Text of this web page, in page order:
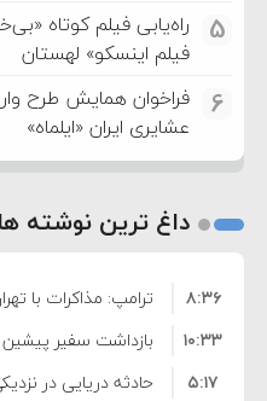
5
راه‌یابی فیلم کوتاه
فیلم اینسکو» لهستان
6
فراخوان همایش طرح
عشایری ایران «ایلماه»
داغ ترین نوشته ها
ترامپ: مذاکرات با
۸:۳۶
بازداشت سفیر پیشین
فساد و اختلاس اموال
۱۰:۳۳
حادثه دریایی در
۵:۱۷